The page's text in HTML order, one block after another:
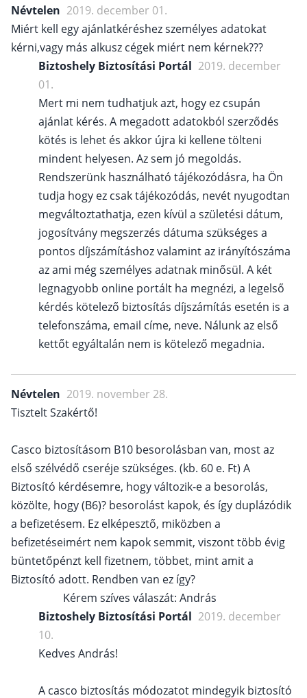
Névtelen 2019. december 01.
Miért kell egy ajánlatkéréshez személyes adatokat
kérni,vagy más alkusz cégek miért nem kérnek???
Biztoshely Biztosítási Portál 2019. december
01.
Mert mi nem tudhatjuk azt, hogy ez csupán
ajánlat kérés. A megadott adatokból szerződés
kötés is lehet és akkor újra ki kellene tölteni
mindent helyesen. Az sem jó megoldás.
Rendszerünk használható tájékozódásra, ha Ön
tudja hogy ez csak tájékozódás, nevét nyugodtan
megváltoztathatja, ezen kívül a születési dátum,
jogosítvány megszerzés dátuma szükséges a
pontos díjszámításhoz valamint az irányítószáma
az ami még személyes adatnak minősül. A két
legnagyobb online portált ha megnézi, a legelső
kérdés kötelező biztosítás díjszámítás esetén is a
telefonszáma, email címe, neve. Nálunk az első
kettőt egyáltalán nem is kötelező megadnia.
Névtelen 2019. november 28.
Tisztelt Szakértő!
Casco biztosításom B10 besorolásban van, most az
első szélvédő cseréje szükséges. (kb. 60 e. Ft) A
Biztosító kérdésemre, hogy változik-e a besorolás,
közölte, hogy (B6)? besorolást kapok, és így duplázódik
a befizetésem. Ez elképesztő, miközben a
befizetéseimért nem kapok semmit, viszont több évig
büntetőpénzt kell fizetnem, többet, mint amit a
Biztosító adott. Rendben van ez így?
Kérem szíves válaszát: András
Biztoshely Biztosítási Portál 2019. december
10.
Kedves András!
A casco biztosítás módozatot mindegyik biztosító